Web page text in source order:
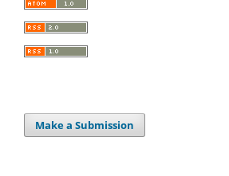
Make a Submission